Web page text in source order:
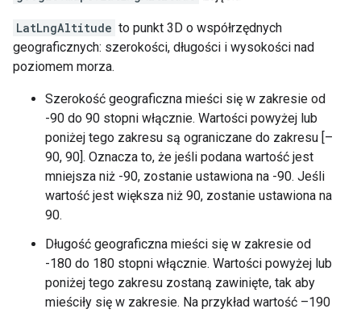
LatLngAltitude to punkt 3D o współrzędnych
geograficznych: szerokości, długości i wysokości nad
poziomem morza.
Szerokość geograficzna mieści się w zakresie od
-90 do 90 stopni włącznie. Wartości powyżej lub
poniżej tego zakresu są ograniczane do zakresu [–
90, 90]. Oznacza to, że jeśli podana wartość jest
mniejsza niż -90, zostanie ustawiona na -90. Jeśli
wartość jest większa niż 90, zostanie ustawiona na
90.
Długość geograficzna mieści się w zakresie od
-180 do 180 stopni włącznie. Wartości powyżej lub
poniżej tego zakresu zostaną zawinięte, tak aby
mieściły się w zakresie. Na przykład wartość –190